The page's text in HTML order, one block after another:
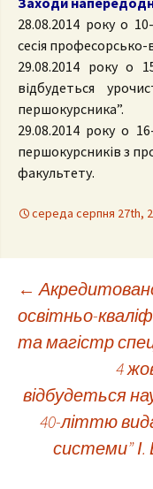
28.08.2014 року о
сесія професорсько-
29.08.2014 року о
відбудеться
першокурсника”.
29.08.2014 року о
першокурсників з
факультету.
середа серпня 27th,
Post
←
освітньо-
та магістр
4
відбудеться
40-літтю
системи”